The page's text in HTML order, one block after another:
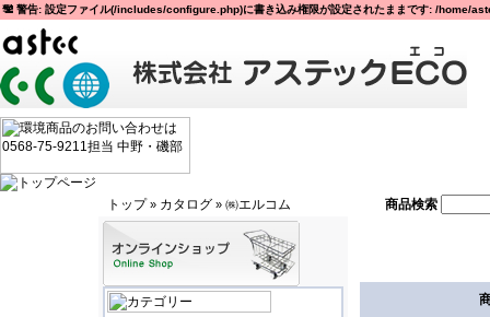
警告: 設定ファイル(/includes/configure.php)に書き込み権限が設定されたままです: /
トップ» カタログ » ㈱エルコム 商品検索